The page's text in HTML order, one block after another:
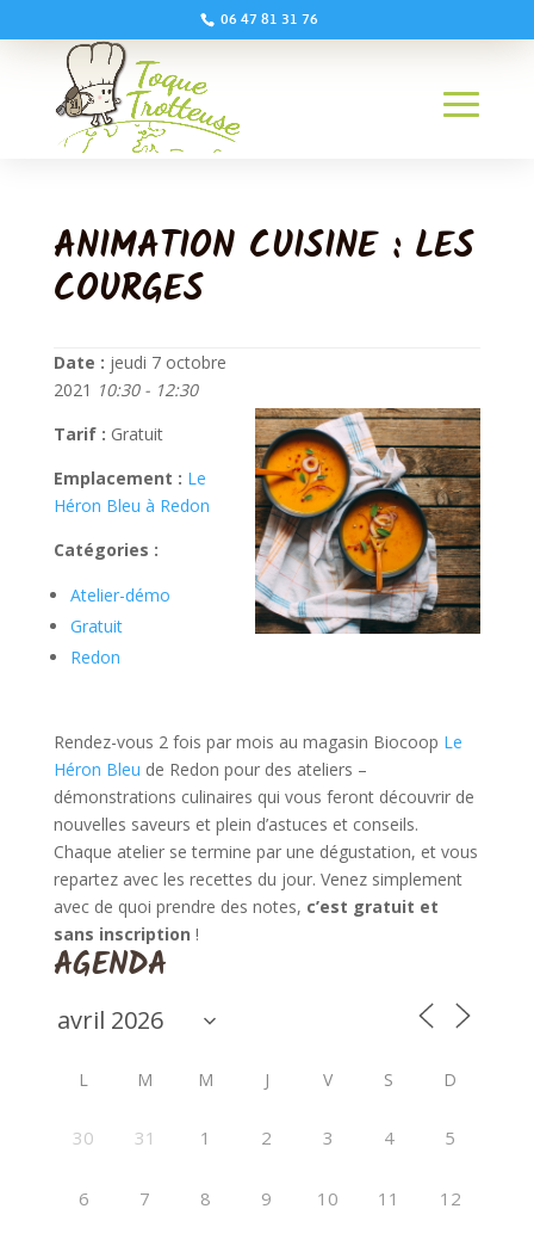
06 47 81 31 76
ANIMATION CUISINE : LES
COURGES
Date : jeudi 7 octobre
2021 10:30 - 12:30
Tarif : Gratuit
Emplacement : Le
Héron Bleu à Redon
Catégories :
Atelier-démo
Gratuit
Redon
Rendez-vous 2 fois par mois au magasin Biocoop Le
Héron Bleu de Redon pour des ateliers –
démonstrations culinaires qui vous feront découvrir de
nouvelles saveurs et plein d’astuces et conseils.
Chaque atelier se termine par une dégustation, et vous
repartez avec les recettes du jour. Venez simplement
avec de quoi prendre des notes, c’est gratuit et
sans inscription !
AGENDA
L M M J V S D
30 31 1 2 3 4 5
6 7 8 9 10 11 12